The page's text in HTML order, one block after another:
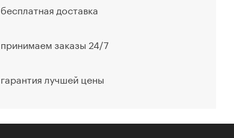
бесплатная доставка
принимаем заказы 24/7
гарантия лучшей цены